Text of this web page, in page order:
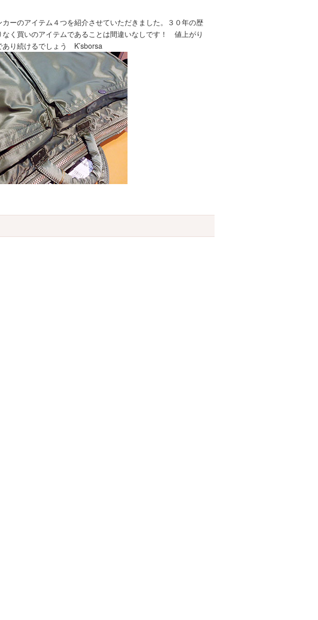
ーのアイテム４つを紹介させていただきました。３０年の歴
く買いのアイテムであることは間違いなしです！ 値上がり
あり続けるでしょう K’sborsa